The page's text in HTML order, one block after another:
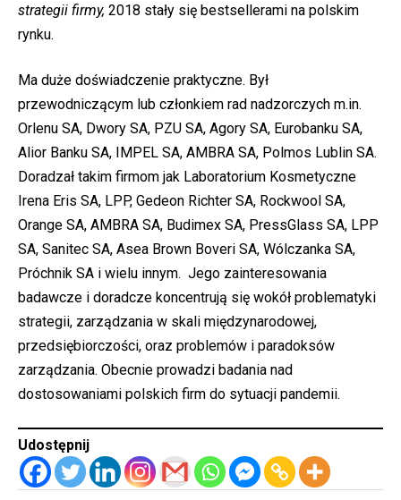
strategii firmy, 2018 stały się bestsellerami na polskim
rynku.
Ma duże doświadczenie praktyczne. Był
przewodniczącym lub członkiem rad nadzorczych m.in.
Orlenu SA, Dwory SA, PZU SA, Agory SA, Eurobanku SA,
Alior Banku SA, IMPEL SA, AMBRA SA, Polmos Lublin SA.
Doradzał takim firmom jak Laboratorium Kosmetyczne
Irena Eris SA, LPP, Gedeon Richter SA, Rockwool SA,
Orange SA, AMBRA SA, Budimex SA, PressGlass SA, LPP
SA, Sanitec SA, Asea Brown Boveri SA, Wólczanka SA,
Próchnik SA i wielu innym. Jego zainteresowania
badawcze i doradcze koncentrują się wokół problematyki
strategii, zarządzania w skali międzynarodowej,
przedsiębiorczości, oraz problemów i paradoksów
zarządzania. Obecnie prowadzi badania nad
dostosowaniami polskich firm do sytuacji pandemii.
Udostępnij